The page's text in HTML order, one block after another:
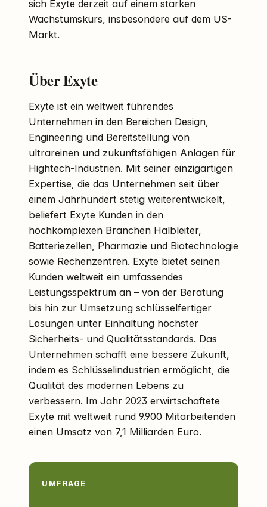
sich Exyte derzeit auf einem starken
Wachstumskurs, insbesondere auf dem US-
Markt.
Über Exyte
Exyte ist ein weltweit führendes
Unternehmen in den Bereichen Design,
Engineering und Bereitstellung von
ultrareinen und zukunftsfähigen Anlagen für
Hightech-Industrien. Mit seiner einzigartigen
Expertise, die das Unternehmen seit über
einem Jahrhundert stetig weiterentwickelt,
beliefert Exyte Kunden in den
hochkomplexen Branchen Halbleiter,
Batteriezellen, Pharmazie und Biotechnologie
sowie Rechenzentren. Exyte bietet seinen
Kunden weltweit ein umfassendes
Leistungsspektrum an – von der Beratung
bis hin zur Umsetzung schlüsselfertiger
Lösungen unter Einhaltung höchster
Sicherheits- und Qualitätsstandards. Das
Unternehmen schafft eine bessere Zukunft,
indem es Schlüsselindustrien ermöglicht, die
Qualität des modernen Lebens zu
verbessern. Im Jahr 2023 erwirtschaftete
Exyte mit weltweit rund 9.900 Mitarbeitenden
einen Umsatz von 7,1 Milliarden Euro.
UMFRAGE